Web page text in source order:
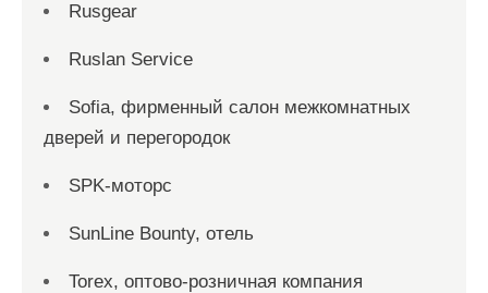
Rusgear
Ruslan Service
Sofia, фирменный салон межкомнатных
дверей и перегородок
SPK-моторс
SunLine Bounty, отель
Torex, оптово-розничная компания